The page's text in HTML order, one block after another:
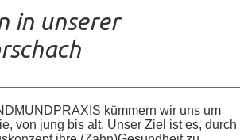
in unserer
kümmern wir uns um
von jung bis alt. Unser Ziel ist es, durch